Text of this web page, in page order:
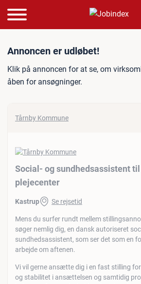
Jobannonce:
Annoncen er udløbet!
Klik på annoncen for at se, om
åben for ansøgninger.
Tårnby Kommune
Social- og sundhedsassistent
plejecenter
Kastrup Se rejsetid
Mens du surfer rundt mellem
søger nemlig dig, en dansk autoriseret
sundhedsassistent, som ser det som en
arbejde om aftenen.
Vi vil gerne ansætte dig i en fast stilling
og stabilitet i ansættelsen og samtidig